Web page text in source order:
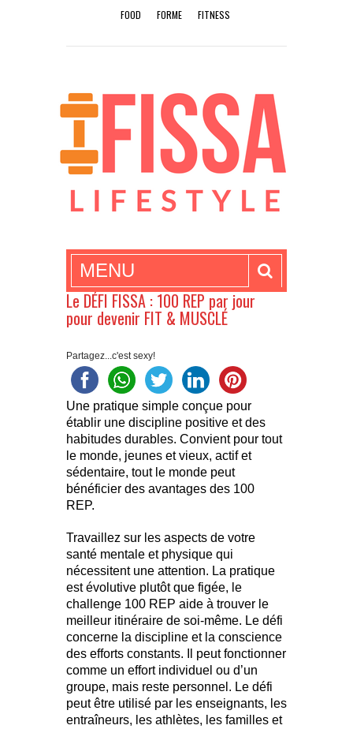
FOOD FORME FITNESS
MENU
Le DÉFI FISSA : 100 REP par jour
pour devenir FIT & MUSCLÉ
Partagez...c'est sexy!
Une pratique simple conçue pour
établir une discipline positive et des
habitudes durables. Convient pour tout
le monde, jeunes et vieux, actif et
sédentaire, tout le monde peut
bénéficier des avantages des 100
REP.
Travaillez sur les aspects de votre
santé mentale et physique qui
nécessitent une attention. La pratique
est évolutive plutôt que figée, le
challenge 100 REP aide à trouver le
meilleur itinéraire de soi-même. Le défi
concerne la discipline et la conscience
des efforts constants. Il peut fonctionner
comme un effort individuel ou d’un
groupe, mais reste personnel. Le défi
peut être utilisé par les enseignants, les
entraîneurs, les athlètes, les familles et